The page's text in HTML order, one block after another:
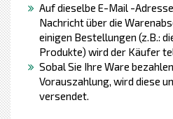
Auf dieselbe E-Mail -
Nachricht über die
einigen Bestellungen (z.B.:
Produkte) wird der Käufer
Sobal Sie Ihre Ware
Vorauszahlung, wird diese
versendet.